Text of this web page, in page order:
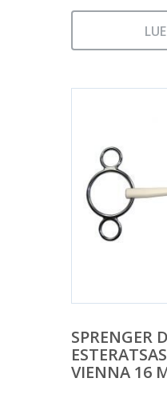
SPRENGER
VIENNA 16